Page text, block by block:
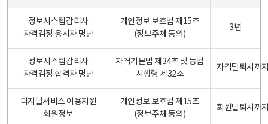
정보시스템감리사
자격검정 응시자 명단
개인정보 보호법 제15조
(정보주체 등의)
3년
정보시스템감리사
자격검정 합격자 명단
자격기본법 제34조 및 동법
시행령 제32조
자격탈퇴시까
디지털서비스 이용지원
회원정보
개인정보 보호법 제15조
(정보주체 동의)
회원탈퇴시까